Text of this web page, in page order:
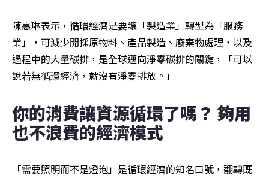
陳惠琳表示，循環經濟是要讓「製造業」轉型為「服務
業」，可減少開採原物料、產品製造、廢棄物處理，以及
過程中的大量碳排，是全球邁向淨零碳排的關鍵，「可以
說若無循環經濟，就沒有淨零排放。」
你的消費讓資源循環了嗎？ 夠用
也不浪費的經濟模式
「需要照明而不是燈泡」是循環經濟的知名口號，翻轉既